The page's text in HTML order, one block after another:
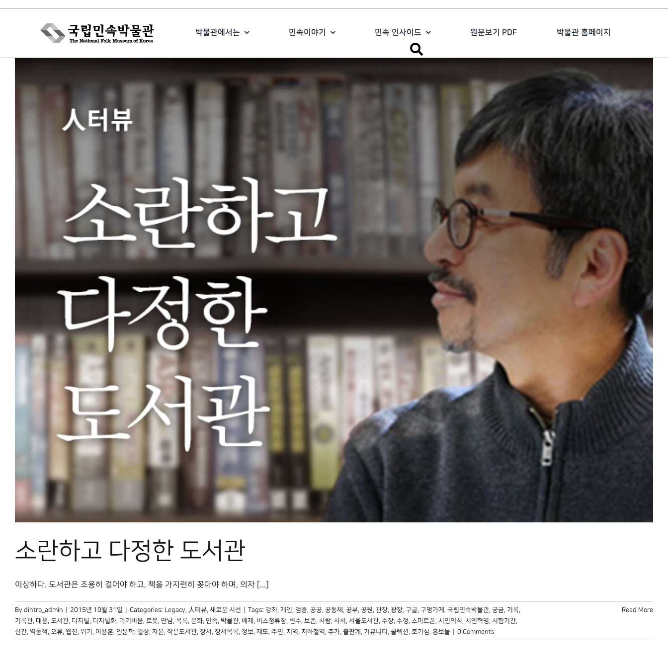
Skip
박물관에서는 민속이야기 민속 인사이드 원문보기 PDF 박물관 홈페이지
소란하고 다정한 도서관
이상하다. 도서관은 조용히 걸어야 하고, 책을 가지런히 꽂아야 하며, 의자 [...]
By dintro_admin 2015년 10월 31일 Categories: Legacy, 人터뷰, 새로운 시선 Tags: 강좌, 개인, 검증, 공공, 공동체 , 공부, 공원, 관장, 광장, 구글, 구멍가게 , 국립민속박물관, 궁금, 기록,
기록관, 대응, 도서관, 디지털, 디지털화, 라키비움, 로봇, 만남, 목록, 문화, 민속, 박물관, 배제 , 버스정류장, 변수, 보존, 사람, 사서 , 서울도서관, 수장, 수정, 스마트폰, 시민의식, 시민혁명, 시험기간,
신간, 역동적, 오류, 웹진, 위기 , 이용훈, 인문학, 일상, 자본, 작은도서관, 장서 , 장서목록, 정보, 제도, 주민, 지역, 지하철역, 추가, 출판계 , 커뮤니티 , 콜렉션, 호기심, 홍보물 0 Comments
Read More